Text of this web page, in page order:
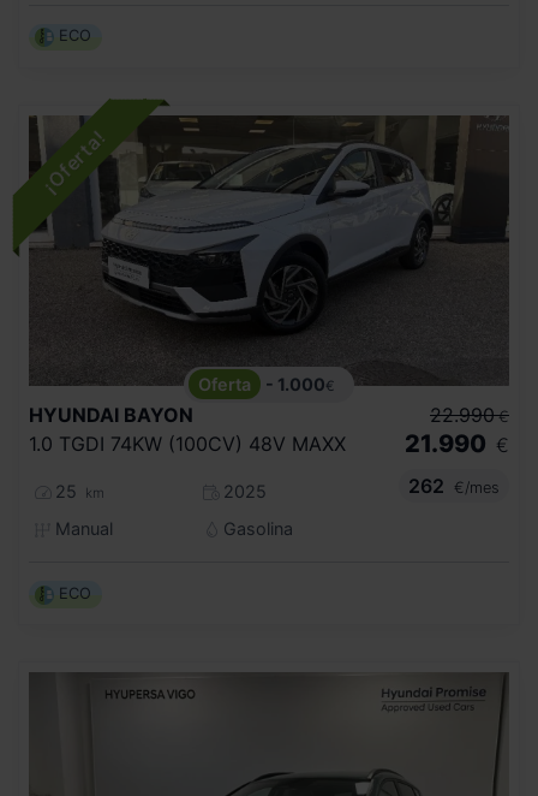
ECO
- 1.000€
HYUNDAI BAYON
1.0 TGDI 74KW (100CV) 48V MAXX
25 km
2025
Manual
Gasolina
22.990 €
21.990 €
262
€/mes
ECO